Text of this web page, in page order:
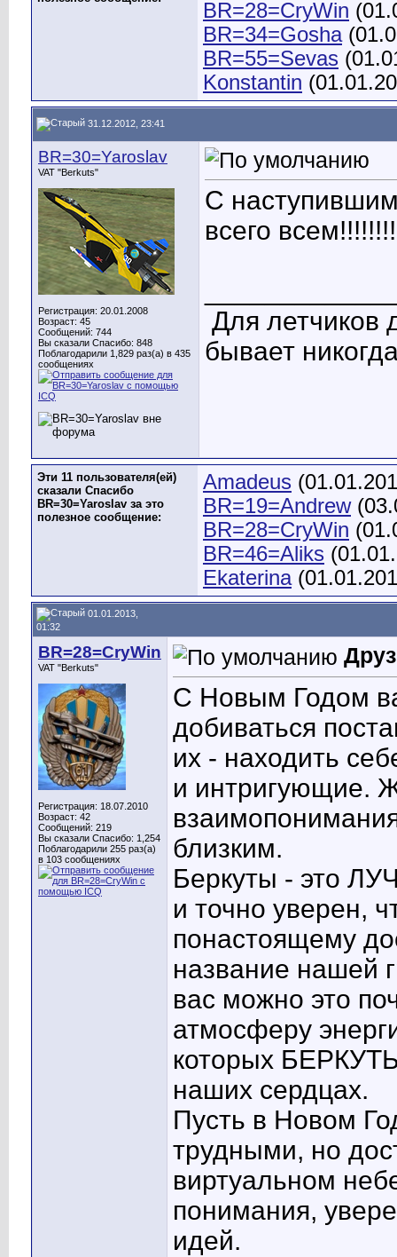
BR=28=CryWin
BR=34=Gosha
BR=55=Sevas
Konstantin
31.12.2012, 23:41
BR=30=Yaroslav
VAT "Berkuts"
Регистрация: 20.01.2008
Возраст: 45
Сообщений: 744
Вы сказали Спасибо: 848
Поблагодарили 1,829 раз(а) в 435
сообщениях
С
всего
Для летчиков
бывает
Эти 11 пользователя(ей)
сказали Спасибо
BR=30=Yaroslav за это
полезное сообщение:
Amadeus
BR=19=Andrew
BR=28=CryWin
BR=46=Aliks
Ekaterina
01.01.2013,
01:32
BR=28=CryWin
VAT "Berkuts"
Регистрация: 18.07.2010
Возраст: 42
Сообщений: 219
Вы сказали Спасибо: 1,254
Поблагодарили 255 раз(а)
в 103 сообщениях
С Новым Годом
добиваться
их - находить
и интригующие.
близким.
Беркуты - это
и точно уверен,
понастоящему
название нашей
вас можно это
атмосферу
которых
наших сердцах.
Пусть в Новом
трудными, но
виртуальном
понимания,
идей.